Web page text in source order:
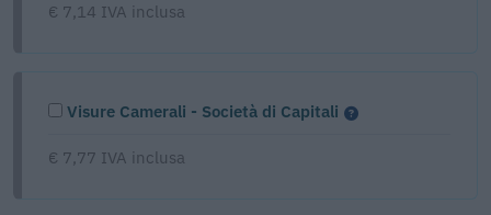
€ 7,14 IVA inclusa
Visure Camerali - Società di Capitali
€ 7,77 IVA inclusa